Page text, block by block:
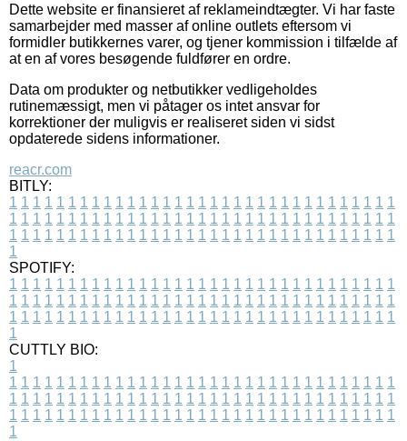
Dette website er finansieret af reklameindtægter. Vi har faste
samarbejder med masser af online outlets eftersom vi
formidler butikkernes varer, og tjener kommission i tilfælde af
at en af vores besøgende fuldfører en ordre.
Data om produkter og netbutikker vedligeholdes
rutinemæssigt, men vi påtager os intet ansvar for
korrektioner der muligvis er realiseret siden vi sidst
opdaterede sidens informationer.
reacr.com
BITLY:
1 1 1 1 1 1 1 1 1 1 1 1 1 1 1 1 1 1 1 1 1 1 1 1 1 1 1 1 1 1 1 1 1
1 1 1 1 1 1 1 1 1 1 1 1 1 1 1 1 1 1 1 1 1 1 1 1 1 1 1 1 1 1 1 1 1
1 1 1 1 1 1 1 1 1 1 1 1 1 1 1 1 1 1 1 1 1 1 1 1 1 1 1 1 1 1 1 1 1
1
SPOTIFY:
1 1 1 1 1 1 1 1 1 1 1 1 1 1 1 1 1 1 1 1 1 1 1 1 1 1 1 1 1 1 1 1 1
1 1 1 1 1 1 1 1 1 1 1 1 1 1 1 1 1 1 1 1 1 1 1 1 1 1 1 1 1 1 1 1 1
1 1 1 1 1 1 1 1 1 1 1 1 1 1 1 1 1 1 1 1 1 1 1 1 1 1 1 1 1 1 1 1 1
1
CUTTLY BIO:
1
1 1 1 1 1 1 1 1 1 1 1 1 1 1 1 1 1 1 1 1 1 1 1 1 1 1 1 1 1 1 1 1 1
1 1 1 1 1 1 1 1 1 1 1 1 1 1 1 1 1 1 1 1 1 1 1 1 1 1 1 1 1 1 1 1 1
1 1 1 1 1 1 1 1 1 1 1 1 1 1 1 1 1 1 1 1 1 1 1 1 1 1 1 1 1 1 1 1 1
1